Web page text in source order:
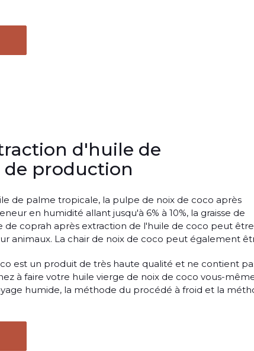
d'huile de
production
de palme tropicale, la pulpe de noix de coco après
en humidité allant jusqu'à 6% à 10%, la graisse de
de coprah après extraction de l'huile de coco peut être
animaux. La chair de noix de coco peut également
est un produit de très haute qualité et ne contient
à faire votre huile vierge de noix de coco vous-
humide, la méthode du procédé à froid et la